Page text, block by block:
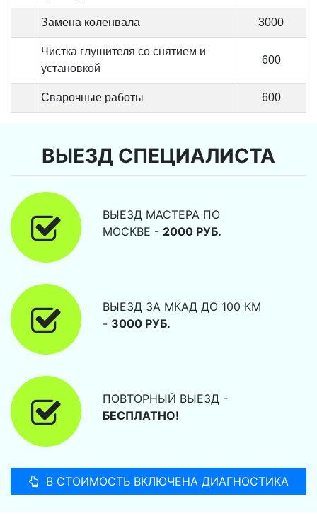
Замена коленвала 3000
Чистка глушителя со снятием и
установкой
600
Сварочные работы 600
ВЫЕЗД СПЕЦИАЛИСТА
ВЫЕЗД МАСТЕРА ПО
МОСКВЕ - 2000 РУБ.
ВЫЕЗД ЗА МКАД ДО 100 КМ
- 3000 РУБ.
ПОВТОРНЫЙ ВЫЕЗД -
БЕСПЛАТНО!
В СТОИМОСТЬ ВКЛЮЧЕНА ДИАГНОСТИКА